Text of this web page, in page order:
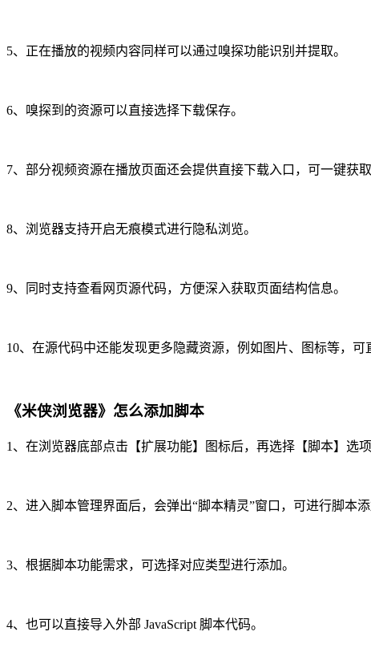
5、正在播放的视频内容同样可以通过嗅探功能识别并提取。
6、嗅探到的资源可以直接选择下载保存。
7、部分视频资源在播放页面还会提供直接下载入口，可一键获取
8、浏览器支持开启无痕模式进行隐私浏览。
9、同时支持查看网页源代码，方便深入获取页面结构信息。
10、在源代码中还能发现更多隐藏资源，例如图片、图标等，可
《米侠浏览器》怎么添加脚本
1、在浏览器底部点击【扩展功能】图标后，再选择【脚本】选项
2、进入脚本管理界面后，会弹出“脚本精灵”窗口，可进行脚本添
3、根据脚本功能需求，可选择对应类型进行添加。
4、也可以直接导入外部 JavaScript 脚本代码。